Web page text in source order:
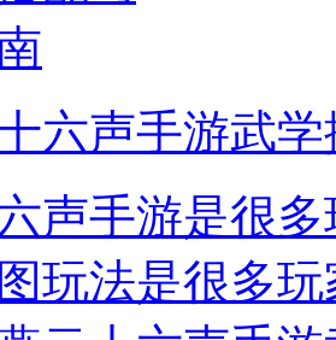
十六声手游武
声手游是很
玩法是很多